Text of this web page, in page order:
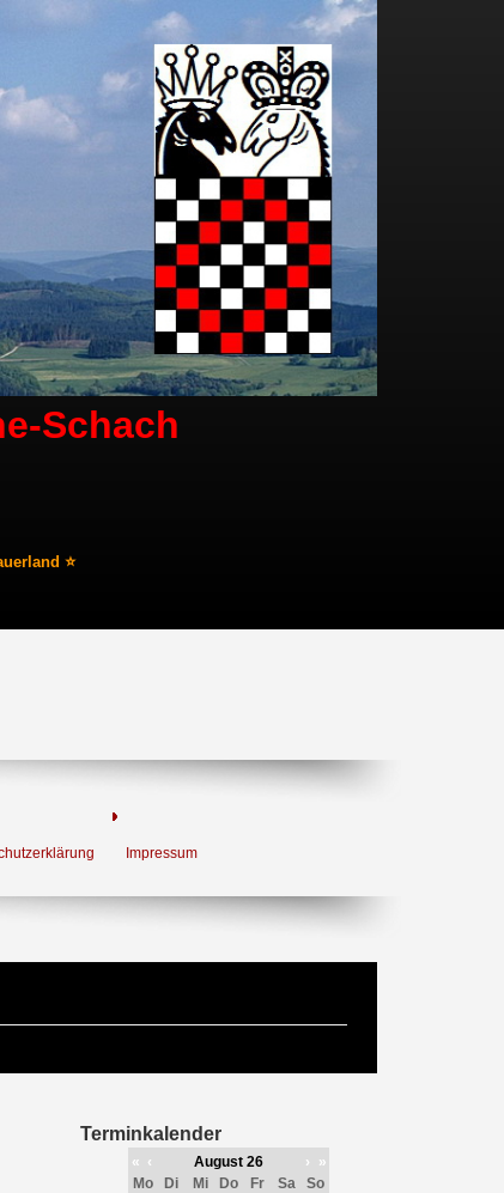
Schach
⭐
Impressum
Terminkalender
« ‹ August 26 ›
»
Mo
Di Mi Do Fr Sa
So